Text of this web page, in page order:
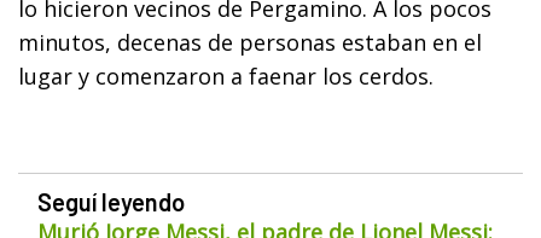
lo hicieron vecinos de Pergamino. A los pocos
minutos, decenas de personas estaban en el
lugar y comenzaron a faenar los cerdos.
Seguí leyendo
Murió Jorge Messi, el padre de Lionel Messi: